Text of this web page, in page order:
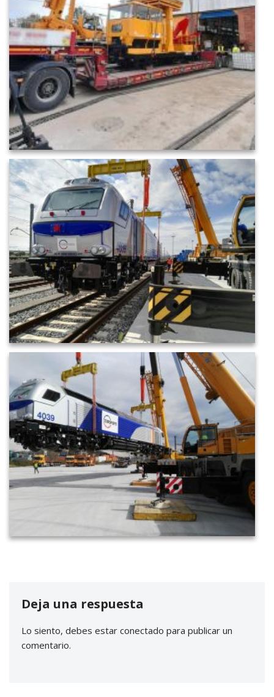
Deja una respuesta
Lo siento, debes estar conectado para publicar un
comentario.